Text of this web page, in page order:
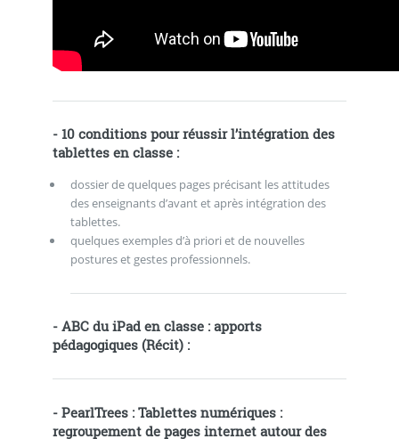
- 10 conditions pour réussir l’intégration des
tablettes en classe:
dossier de quelques pages précisant les attitudes
des enseignants d’avant et après intégration des
tablettes.
quelques exemples d’à priori et de nouvelles
postures et gestes professionnels.
- ABC du iPad en classe : apports
pédagogiques (Récit):
- PearlTrees : Tablettes numériques:
regroupement de pages internet autour des